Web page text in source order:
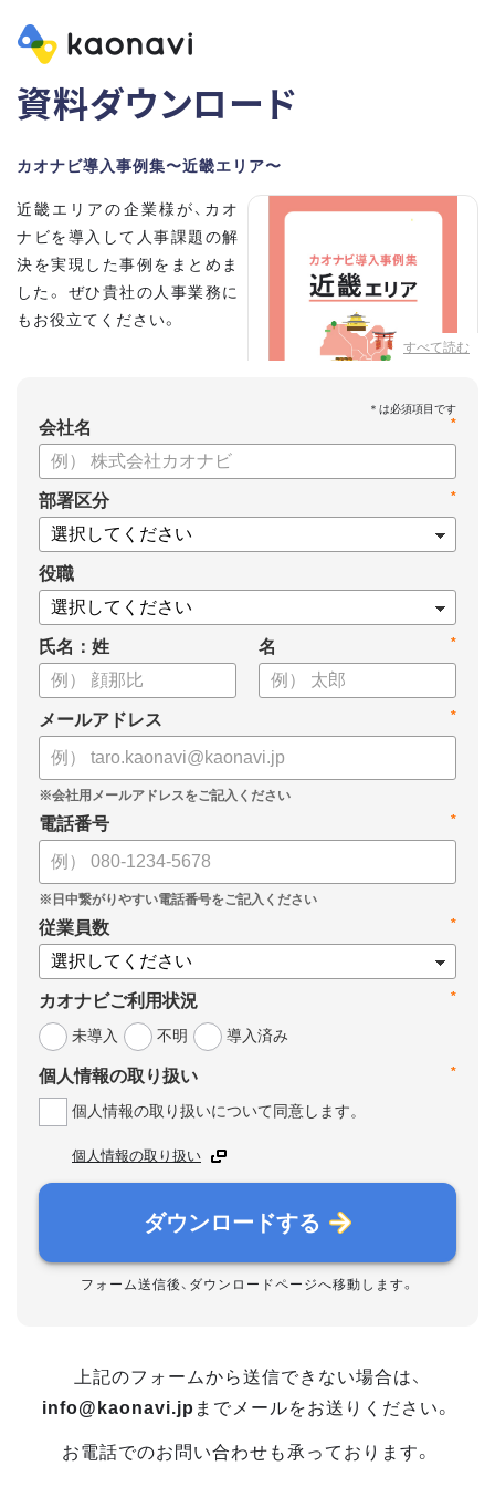
資料ダウンロード
カオナビ導入事例集〜近畿エリア〜
すべて読む
近畿エリアの企業様が、カオ
ナビを導入して人事課題の解
決を実現した事例をまとめま
した。 ぜひ貴社の人事業務に
もお役立てください。
*
会社名
*
部署区分
役職
氏名：姓 *
名
*
メールアドレス
*
電話番号
*
従業員数
*
カオナビご利用状況
未導入
不明 導入済み
*
個人情報の取り扱い
個人情報の取り扱いについて同意します。
個人情報の取り扱い
ダウンロードする
フォーム送信後、ダウンロードページへ移動します。
上記のフォームから送信できない場合は、
info@kaonavi.jp までメールをお送りください。
お電話でのお問い合わせも承っております。